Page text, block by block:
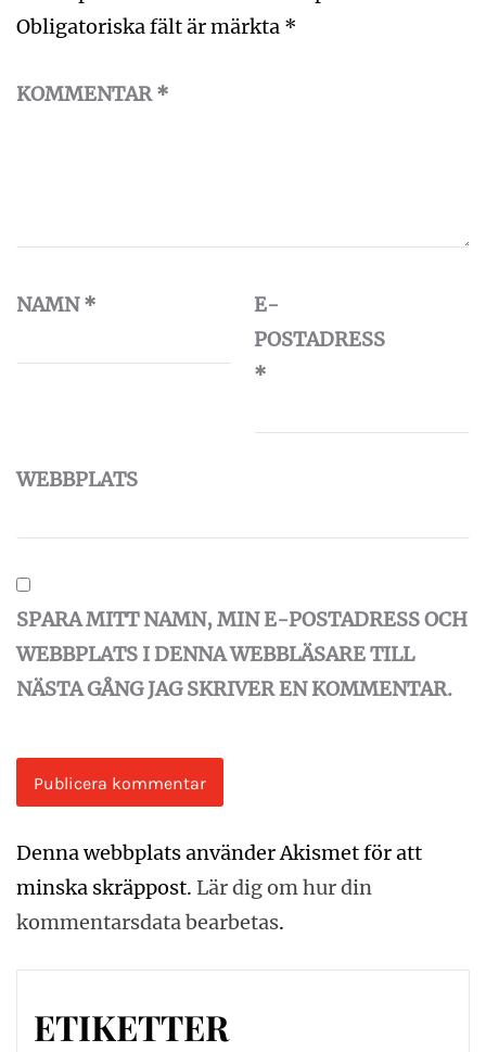
Obligatoriska fält är märkta *
KOMMENTAR*
NAMN*
E-
POSTADRESS
*
WEBBPLATS
SPARA MITT NAMN, MIN E-POSTADRESS OCH
WEBBPLATS I DENNA WEBBLÄSARE TILL
NÄSTA GÅNG JAG SKRIVER EN KOMMENTAR.
Denna webbplats använder Akismet för att
minska skräppost. Lär dig om hur din
kommentarsdata bearbetas.
ETIKETTER